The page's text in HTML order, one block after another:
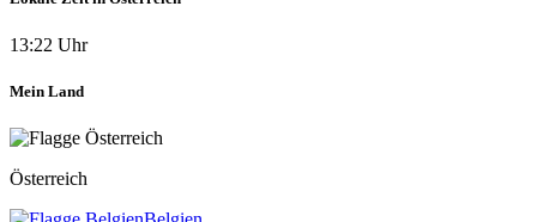
13:22 Uhr
Mein Land
Österreich